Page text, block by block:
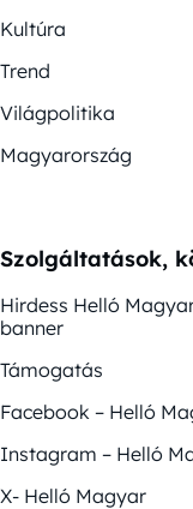
Kultúra
Trend
Világpolitika
Magyarország
Szolgáltatások,
Hirdess Helló
banner
Támogatás
Facebook – Helló
Instagram – Helló
X- Helló Magyar